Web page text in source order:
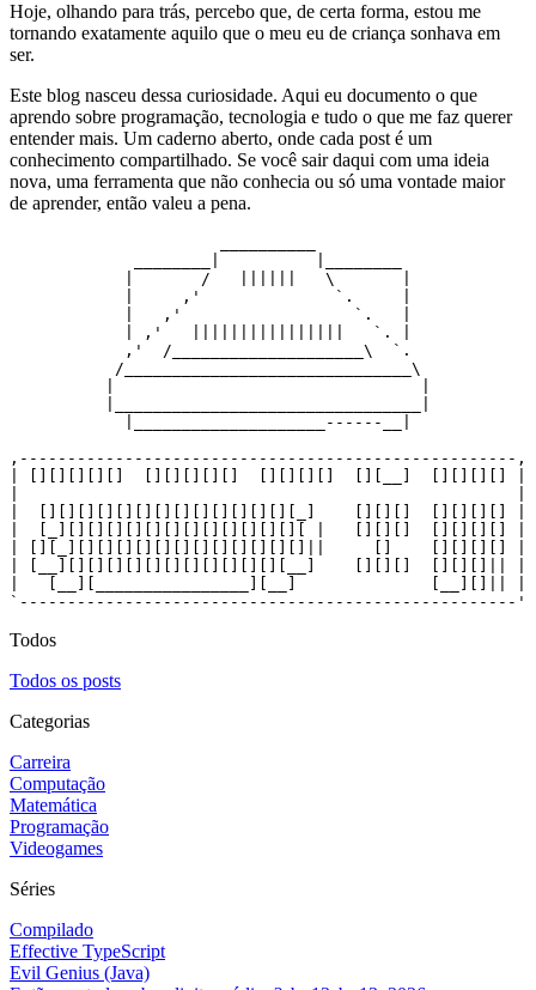
Hoje, olhando para trás, percebo que, de certa forma, estou me
tornando exatamente aquilo que o meu eu de criança sonhava em
ser.
Este blog nasceu dessa curiosidade. Aqui eu documento o que
aprendo sobre programação, tecnologia e tudo o que me faz querer
entender mais. Um caderno aberto, onde cada post é um
conhecimento compartilhado. Se você sair daqui com uma ideia
nova, uma ferramenta que não conhecia ou só uma vontade maior
de aprender, então valeu a pena.
            |       /   ||||||   \       |
            |     ,'              `.     |
            |   ,'                  `.   |
            | ,'   ||||||||||||||||   `. |
            ,'  /____________________\  `.
           /______________________________\
            |____________________------__|
,----------------------------------------------------,
`----------------------------------------------------'
Todos
Todos os posts
Categorias
Carreira
Computação
Matemática
Programação
Videogames
Séries
Compilado
Effective TypeScript
Evil Genius (Java)